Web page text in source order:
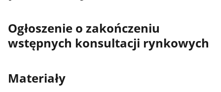
Ogłoszenie o zakończeniu
wstępnych konsultacji rynkowych
Materiały